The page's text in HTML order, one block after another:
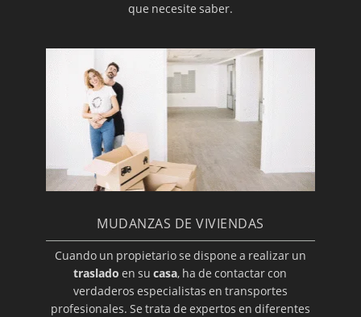
que necesite saber.
MUDANZAS DE VIVIENDAS
Cuando un propietario se dispone a realizar un
traslado en sucasa, ha de contactar con
verdaderos especialistas en transportes
profesionales. Se trata de expertos en diferentes